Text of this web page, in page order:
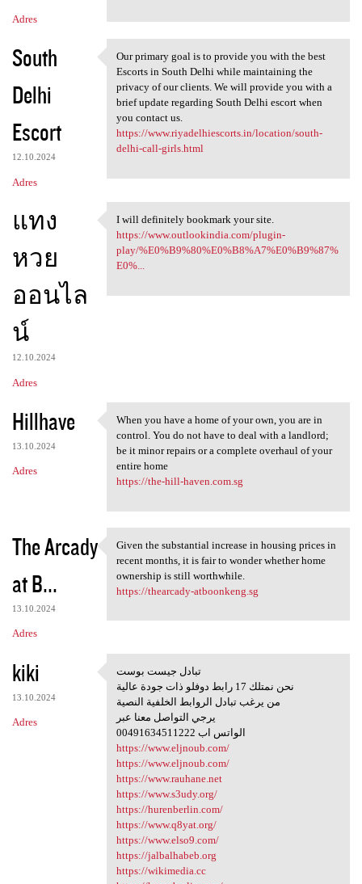
Adres
South
Delhi
Escort
12.10.2024
Adres
Our primary goal is to
Our primary goal is to provide you with the best
Escorts in South Delhi while maintaining the
privacy of our clients. We will provide you with a
brief update regarding South Delhi escort when
you contact us.
https://www.riyadelhiescorts.in/location/south-
delhi-call-girls.html
แทง
หวย
ออนไล
น์
12.10.2024
Adres
I will definitely bookmark
I will definitely bookmark your site.
https://www.outlookindia.com/plugin-
play/%E0%B9%80%E0%B8%A7%E0%B9%87%
E0%...
Hillhave
13.10.2024
Adres
When you have a home of your
When you have a home of your own, you are in
control. You do not have to deal with a landlord;
be it minor repairs or a complete overhaul of your
entire home
https://the-hill-haven.com.sg
The Arcady
at B...
13.10.2024
Adres
Given the substantial
Given the substantial increase in housing prices in
recent months, it is fair to wonder whether home
ownership is still worthwhile.
https://thearcady-atboonkeng.sg
kiki
13.10.2024
Adres
تبادل جيست بوست
تبادل جيست بوست
نحن نمتلك 17 رابط دوفلو ذات جودة عالية
من يرغب تبادل الروابط الخلفية النصية
يرجي التواصل معنا عبر
00491634511222 الواتس اب
https://www.eljnoub.com/
https://www.eljnoub.com/
https://www.rauhane.net
https://www.s3udy.org/
https://hurenberlin.com/
https://www.q8yat.org/
https://www.elso9.com/
https://jalbalhabeb.org
https://wikimedia.cc